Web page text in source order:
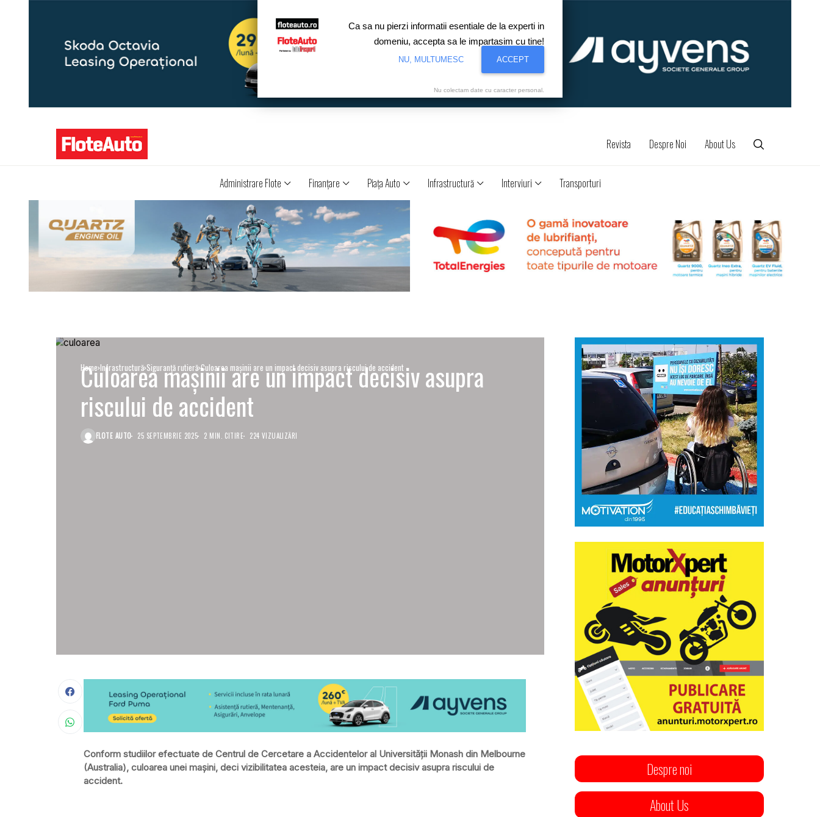
Revista Despre Noi About Us
Administrare Flote Finanţare Piaţa Auto Infrastructură Interviuri Transporturi
Home Infrastructură Siguranţă rutieră Culoarea mașinii are un impact decisiv asupra riscului de accident
Culoarea mașinii are un impact decisiv asupra
riscului de accident
FLOTE AUTO 25 SEPTEMBRIE 2025 2 MIN. CITIRE 224 VIZUALIZĂRI
Conform studiilor efectuate de Centrul de Cercetare a Accidentelor al Universității Monash din Melbourne
(Australia), culoarea unei mașini, deci vizibilitatea acesteia, are un impact decisiv asupra riscului de
accident.
Despre noi
About Us
Ca sa nu pierzi informatii esentiale de la experti in
domeniu, accepta sa le impartasim cu tine!
NU, MULTUMESC ACCEPT
Nu colectam date cu caracter personal.